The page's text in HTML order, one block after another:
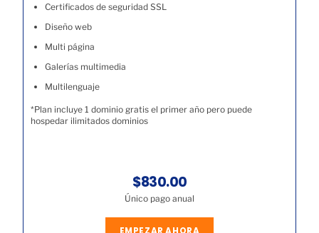
Certificados de seguridad SSL
Diseño web
Multi página
Galerías multimedia
Multilenguaje
*Plan incluye 1 dominio gratis el primer año pero puede
hospedar ilimitados dominios
$830.00
Único pago anual